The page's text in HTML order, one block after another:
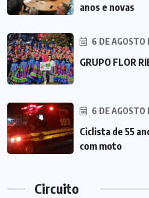
anos e novas
6 DE AGOSTO
GRUPO FLOR
6 DE AGOSTO
Ciclista de 55
com moto
Circuito